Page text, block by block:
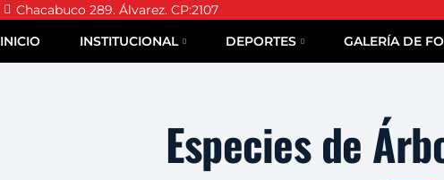
Chacabuco 289. Álvarez. CP:2107
INICIO
INSTITUCIONAL DEPORTES GALERÍA DE
Especies de